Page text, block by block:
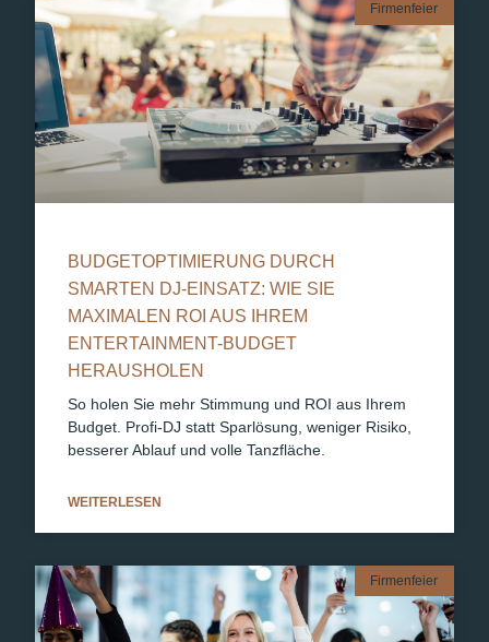
Firmenfeier
BUDGETOPTIMIERUNG DURCH
SMARTEN DJ-EINSATZ: WIE SIE
MAXIMALEN ROI AUS IHREM
ENTERTAINMENT-BUDGET
HERAUSHOLEN
So holen Sie mehr Stimmung und ROI aus Ihrem
Budget. Profi-DJ statt Sparlösung, weniger Risiko,
besserer Ablauf und volle Tanzfläche.
WEITERLESEN
Firmenfeier